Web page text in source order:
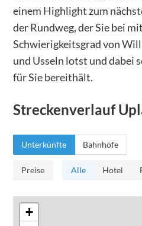
einem Highlight zum
der Rundweg, der Sie bei
Schwierigkeitsgrad von
und Usseln lotst und dabei
für Sie bereithält.
Streckenverlauf
Unterkünfte Bahnhöfe
Preise Alle Hotel
+